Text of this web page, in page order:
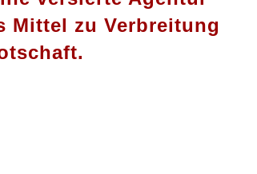
Mittel zu Verbreitung